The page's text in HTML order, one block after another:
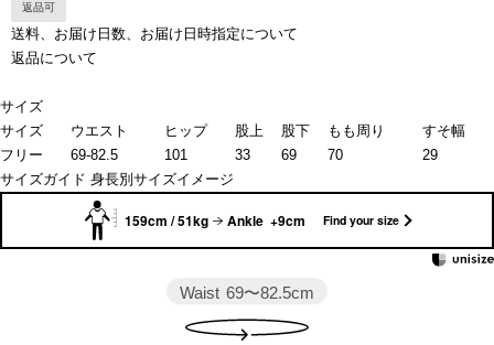
返品可
送料、お届け日数、お届け日時指定について
返品について
サイズ
サイズ
ウエスト ヒップ 股上 股下 もも周り
すそ幅
フリー
69-82.5 101 33 69 70
29
サイズガイド 身長別サイズイメージ
159cm / 51kg Ankle +9cm Find your size
Waist 69〜82.5cm